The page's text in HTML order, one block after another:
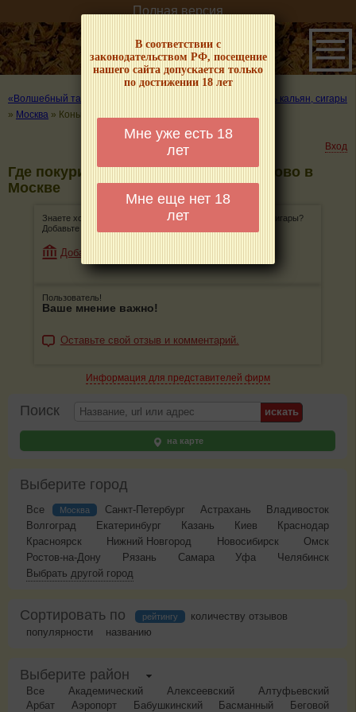
В соответствии с
законодательством РФ, посещение
нашего сайта допускается только
по достижении 18 лет
Мне уже есть 18
лет
Мне еще нет 18
лет
Полная версия
«Волшебный табачок» – о табаке и курении
Где покурить кальян, сигары
» Москва » Коньково
Вход
Где покурить кальян, сигары в Коньково в
Москве
Знаете хорошее место, где можно покурить кальян или сигары?
Добавьте его, поделитесь информацией с остальными!
Добавить магазин
Пользователь!
Ваше мнение важно!
Оставьте свой отзыв и комментарий.
Информация для представителей фирм
Поиск
на карте
Выберите город
Все Москва Санкт-Петербург Астрахань
Владивосток
Волгоград
Екатеринбург Казань Киев
Краснодар
Красноярск
Нижний Новгород Новосибирск
Омск
Ростов-на-Дону
Рязань Самара Уфа
Челябинск
Выбрать другой город
Сортировать по рейтингу
количеству отзывов
популярности
названию
Выберите район
Все Академический Алексеевский
Алтуфьевский
Арбат
Аэропорт Бабушкинский Басманный
Беговой